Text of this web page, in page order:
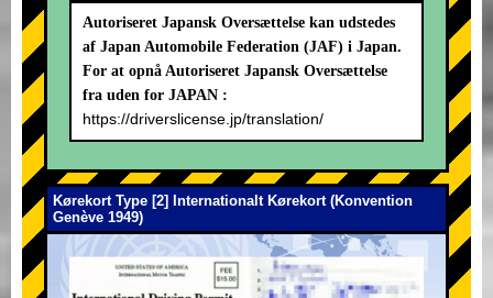
Autoriseret Japansk Oversættelse kan udstedes
af Japan Automobile Federation (JAF) i Japan.
For at opnå Autoriseret Japansk Oversættelse
fra uden for JAPAN :
https://driverslicense.jp/translation/
Kørekort Type [2] Internationalt Kørekort (Konvention
Genève 1949)